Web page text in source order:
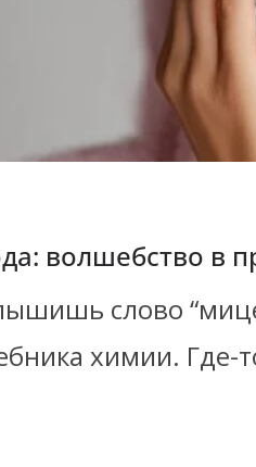
волшебство в
слово
химии. Где-